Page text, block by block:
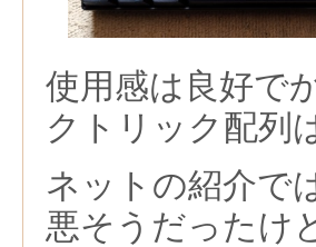
使用感は良好で
クトリック配列
ネットの紹介で
悪そうだったけ